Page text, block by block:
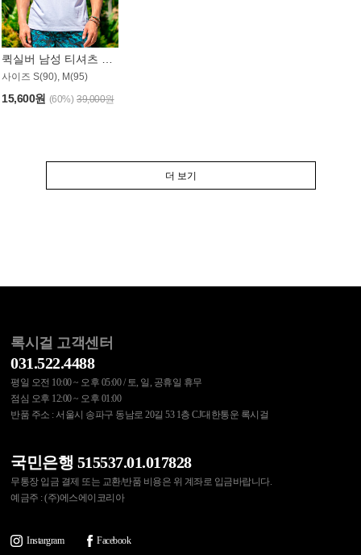
퀵실버 남성 티셔츠 MST357WQS
사이즈 S(90), M(95)
15,600원 (60%) 39,000원
더 보기
록시걸 고객센터
031.522.4488
평일 오전 10:00 ~ 오후 05:00 / 토, 일, 공휴일 휴무
점심 오후 12:00 ~ 오후 01:00
반품 주소 : 서울시 송파구 동남로 20길 53 1층 CJ대한통운 록시걸
국민은행 515537.01.017828
무통장 입금 결제 또는 교환/반품 비용은 위 계좌로 입금바랍니다.
예금주 : (주)에스에이코리아
Instargram Facebook